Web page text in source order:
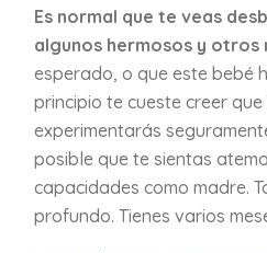
Es normal que te veas
algunos hermosos y otros
esperado, o que este bebé
principio te cueste creer
experimentarás
posible que te sientas
capacidades como madre.
profundo. Tienes varios